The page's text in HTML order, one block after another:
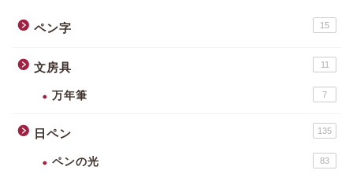
ペン字 15
文房具 11
万年筆 7
日ペン 135
ペンの光 83